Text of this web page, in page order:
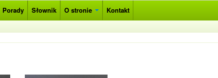
Porady Słownik O stronie Kontakt